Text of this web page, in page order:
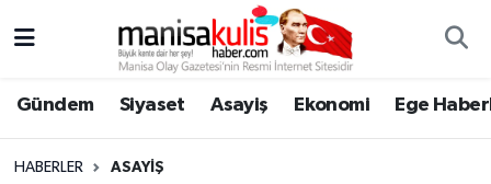
Gündem Siyaset Asayiş Ekonomi Ege
HABERLER ASAYIŞ
Ege Haberleri
Yunusemre Hava Durumu